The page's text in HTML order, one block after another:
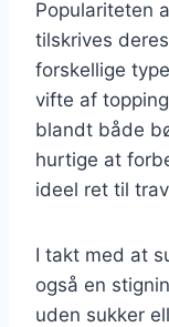
Populariteten
tilskrives
forskellige
vifte af
blandt både
hurtige at
ideel ret til
I takt med at
også en
uden sukker